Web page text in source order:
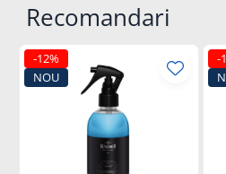
Recomandari
-12%
NOU
-